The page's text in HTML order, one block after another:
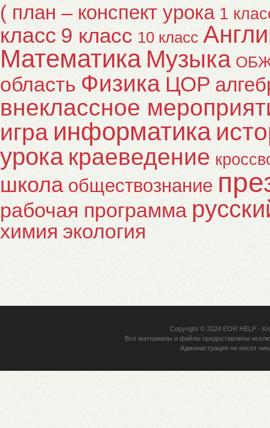
( план – конспект урока 1
класс 9 класс 10 класс
Математика Музыка
область Физика ЦОР
внеклассное
игра информатика
урока краеведение
школа обществознание
рабочая программа
химия экология
Copyright © 2024 EOR HELP-
Все материалы и файлы предоставлены
Администрация не несет